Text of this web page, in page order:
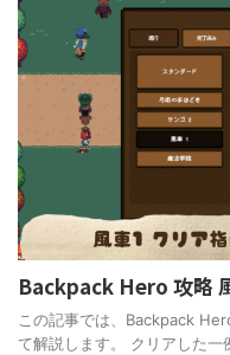
Backpack Hero 攻略
この記事では、Backpack
て解説します。 クリアした一